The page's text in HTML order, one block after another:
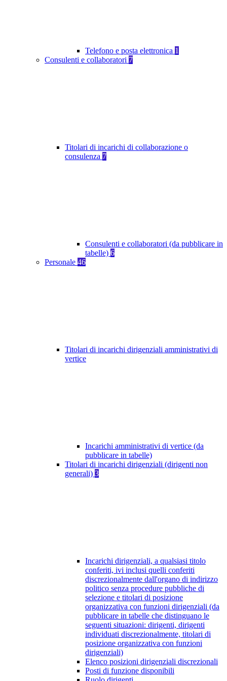
Telefono e posta elettronica 1
Consulenti e collaboratori 7
Titolari di incarichi di collaborazione o
consulenza 7
Consulenti e collaboratori (da pubblicare in
tabelle) 6
Personale 46
Titolari di incarichi dirigenziali amministrativi di
vertice
Incarichi amministrativi di vertice (da
pubblicare in tabelle)
Titolari di incarichi dirigenziali (dirigenti non
generali) 3
Incarichi dirigenziali, a qualsiasi titolo
conferiti, ivi inclusi quelli conferiti
discrezionalmente dall'organo di indirizzo
politico senza procedure pubbliche di
selezione e titolari di posizione
organizzativa con funzioni dirigenziali (da
pubblicare in tabelle che distinguano le
seguenti situazioni: dirigenti, dirigenti
individuati discrezionalmente, titolari di
posizione organizzativa con funzioni
dirigenziali)
Elenco posizioni dirigenziali discrezionali
Posti di funzione disponibili